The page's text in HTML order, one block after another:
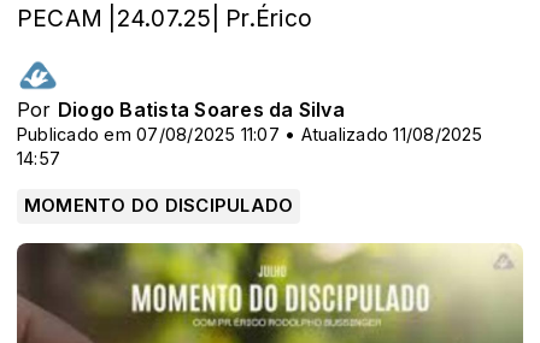
PECAM |24.07.25| Pr.Érico
Por Diogo Batista Soares da Silva
Publicado em 07/08/2025 11:07 • Atualizado 11/08/2025
14:57
MOMENTO DO DISCIPULADO